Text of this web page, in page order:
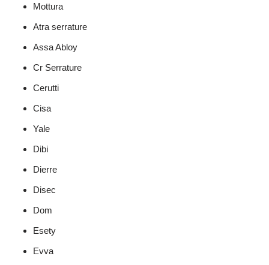
Mottura
Atra serrature
Assa Abloy
Cr Serrature
Cerutti
Cisa
Yale
Dibi
Dierre
Disec
Dom
Esety
Evva